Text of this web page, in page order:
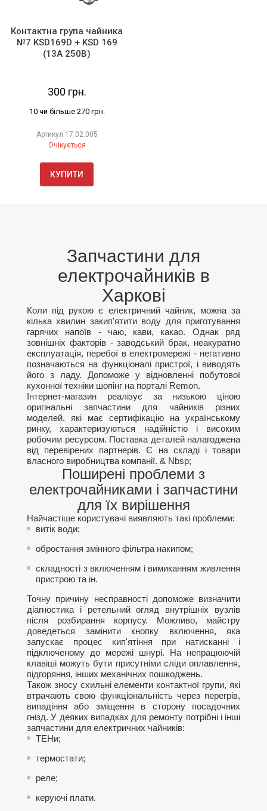
Контактна група чайника
№7 KSD169D + KSD 169
(13А 250В)
300 грн.
10 чи більше 270 грн.
Артикул 17.02.005
Очікується
КУПИТИ
Запчастини для
електрочайників в
Харкові
Коли під рукою є електричний чайник, можна за
кілька хвилин закип'ятити воду для приготування
гарячих напоїв - чаю, кави, какао. Однак ряд
зовнішніх факторів - заводський брак, неакуратно
експлуатація, перебої в електромережі - негативно
позначаються на функціоналі пристрої, і виводять
його з ладу. Допоможе у відновленні побутової
кухонної техніки шопінг на порталі Remon.
Інтернет-магазин реалізує за низькою ціною
оригінальні запчастини для чайників різних
моделей, які має сертифікацію на українському
ринку, характеризуються надійністю і високим
робочим ресурсом. Поставка деталей налагоджена
від перевірених партнерів. Є на складі і товари
власного виробництва компанії. & Nbsp;
Поширені проблеми з
електрочайниками і запчастини
для їх вирішення
Найчастіше користувачі виявляють такі проблеми:
витік води;
обростання змінного фільтра накипом;
складності з включенням і вимиканням живлення
пристрою та ін.
Точну причину несправності допоможе визначити
діагностика і ретельний огляд внутрішніх вузлів
після розбирання корпусу. Можливо, майстру
доведеться замінити кнопку включення, яка
запускає процес кип'ятіння при натисканні і
підключеному до мережі шнурі. На непрацюючій
клавіші можуть бути присутніми сліди оплавлення,
підгоряння, інших механічних пошкоджень.
Також зносу схильні елементи контактної групи, які
втрачають свою функціональність через перегрів,
випадіння або зміщення в сторону посадочних
гнізд. У деяких випадках для ремонту потрібні і інші
запчастини для електричних чайників:
ТЕНи;
термостати;
реле;
керуючі плати.